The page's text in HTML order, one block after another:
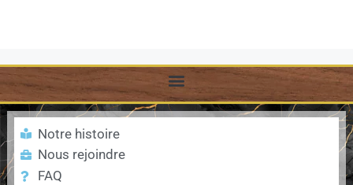
Notre histoire
Nous rejoindre
FAQ